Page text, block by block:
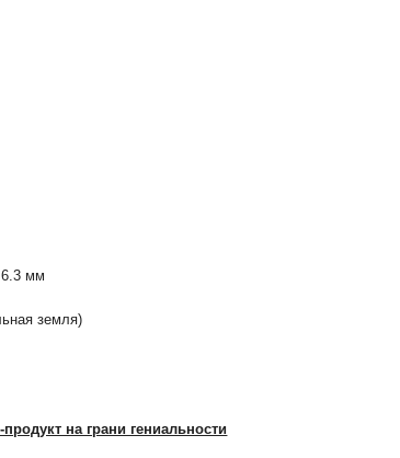
мм
земля)
на грани гениальности